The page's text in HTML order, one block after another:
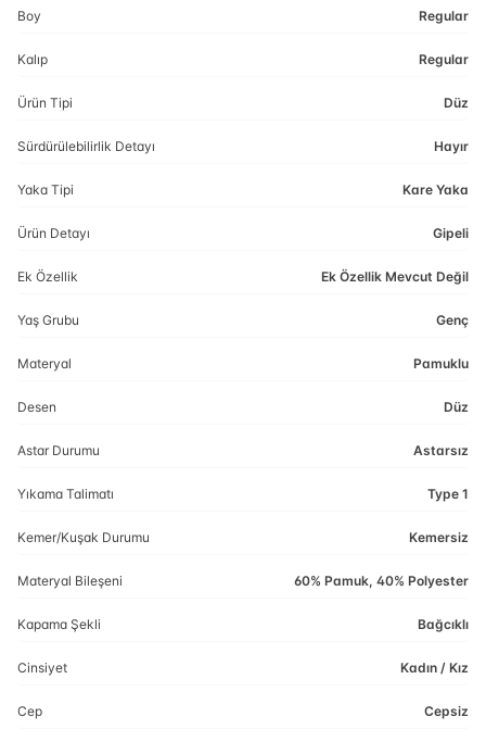
Boy Regular
Kalıp Regular
Ürün Tipi Düz
Sürdürülebilirlik Detayı Hayır
Yaka Tipi Kare Yaka
Ürün Detayı Gipeli
Ek Özellik Ek Özellik Mevcut Değil
Yaş Grubu Genç
Materyal Pamuklu
Desen Düz
Astar Durumu Astarsız
Yıkama Talimatı Type 1
Kemer/Kuşak Durumu Kemersiz
Materyal Bileşeni 60% Pamuk, 40% Polyester
Kapama Şekli Bağcıklı
Cinsiyet Kadın / Kız
Cep Cepsiz